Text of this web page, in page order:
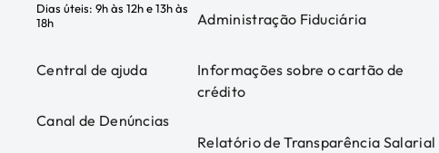
Dias úteis: 9h às 12h e 13h às
18h
Central de ajuda
Canal de Denúncias
Administração Fiduciária
Informações sobre o cartão de
crédito
Relatório de Transparência Salarial